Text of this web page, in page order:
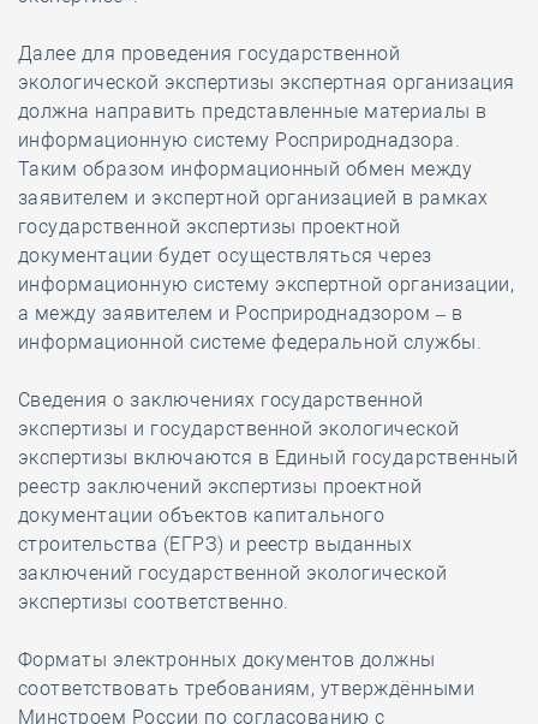
Далее для проведения государственной
экологической экспертизы экспертная организация
должна направить представленные материалы в
информационную систему Росприроднадзора.
Таким образом информационный обмен между
заявителем и экспертной организацией в рамках
государственной экспертизы проектной
документации будет осуществляться через
информационную систему экспертной организации,
а между заявителем и Росприроднадзором – в
информационной системе федеральной службы.
Сведения о заключениях государственной
экспертизы и государственной экологической
экспертизы включаются в Единый государственный
реестр заключений экспертизы проектной
документации объектов капитального
строительства (ЕГРЗ) и реестр выданных
заключений государственной экологической
экспертизы соответственно.
Форматы электронных документов должны
соответствовать требованиям, утверждёнными
Минстроем России по согласованию с